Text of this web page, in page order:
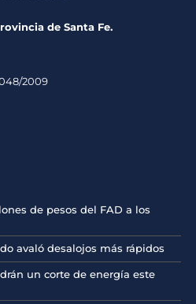
de Santa Fe.
2009
de pesos del FAD a los
avaló desalojos más rápidos
un corte de energía este